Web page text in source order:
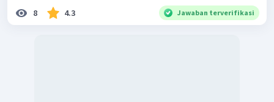
8 4.3 Jawaban terverifikasi